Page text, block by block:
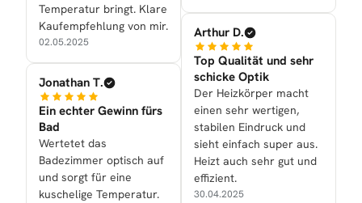
Temperatur bringt. Klare
Kaufempfehlung von mir.
02.05.2025
Jonathan T.
Ein echter Gewinn fürs
Bad
Wertetet das
Badezimmer optisch auf
und sorgt für eine
kuschelige Temperatur.
Arthur D.
Top Qualität und sehr
schicke Optik
Der Heizkörper macht
einen sehr wertigen,
stabilen Eindruck und
sieht einfach super aus.
Heizt auch sehr gut und
effizient.
30.04.2025